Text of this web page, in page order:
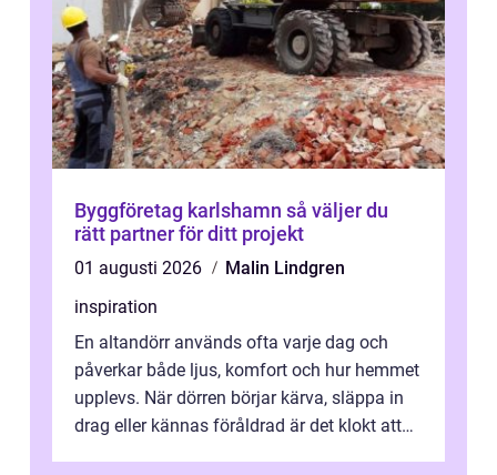
Byggföretag karlshamn så väljer du
rätt partner för ditt projekt
01 augusti 2026
Malin Lindgren
inspiration
En altandörr används ofta varje dag och
påverkar både ljus, komfort och hur hemmet
upplevs. När dörren börjar kärva, släppa in
drag eller kännas föråldrad är det klokt att